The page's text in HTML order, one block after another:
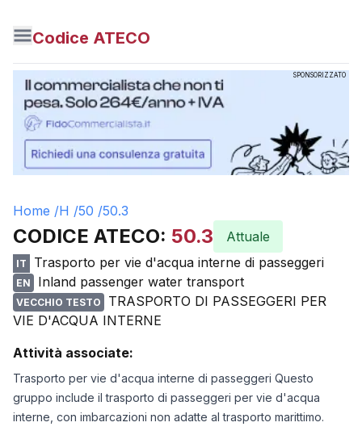
Codice ATECO
SPONSORIZZATO
Home /H /50 /50.3
CODICE ATECO: 50.3 Attuale
IT Trasporto per vie d'acqua interne di passeggeri
EN Inland passenger water transport
VECCHIO TESTO
TRASPORTO DI PASSEGGERI PER
VIE D'ACQUA INTERNE
Attività associate:
Trasporto per vie d'acqua interne di passeggeri Questo
gruppo include il trasporto di passeggeri per vie d'acqua
interne, con imbarcazioni non adatte al trasporto marittimo.